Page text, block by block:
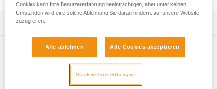
Leistungsverzeichnis
Die Aussparung gewährleistet, dass der Karabiner richtig
Überprüfen der Installation.
Geeignet für Schlingen mit einer Breite von 15 bis 20 mm.
Technische Spezifikationen
Zugrundeliegende Spezifikationen
Technische Informationen
Cookies kann Ihre Benutzererfahrung beeinträchtigen, aber unter keinen
Umständen wird eine solche Ablehnung Sie daran hindern, auf unsere Website
zuzugreifen.
Alle ablehnen Alle Cookies akzeptieren
Cookie-Einstellungen